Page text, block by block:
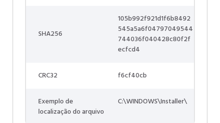
SHA256
105b992f921d1f6b8492
545a5a6f04797049544
744036f040428c80f2f
ecfcd4
CRC32 f6cf40cb
Exemplo de
localização do arquivo
C:\WINDOWS\Installer\